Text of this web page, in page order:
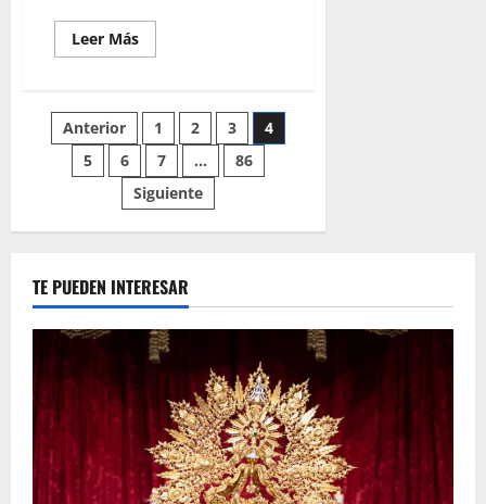
Leer MásLeer
más
VIDEO:
«IX
Congreso
Nacional
de
Hermandades
de
Angustias»
Paginación
entradas
Anterior 1 2 3
4
5
6 7 …
86
Siguiente
TE PUEDEN INTERESAR